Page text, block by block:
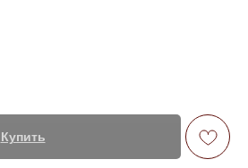
Купить